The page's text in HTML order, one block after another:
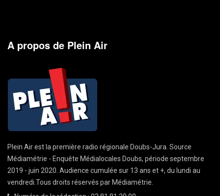
A propos de Plein Air
Plein Air est la première radio régionale Doubs-Jura. Source
Médiamétrie - Enquête Médialocales Doubs, période septembre
2019 - juin 2020. Audience cumulée sur 13 ans et +, du lundi au
vendredi.Tous droits réservés par Médiamétrie.